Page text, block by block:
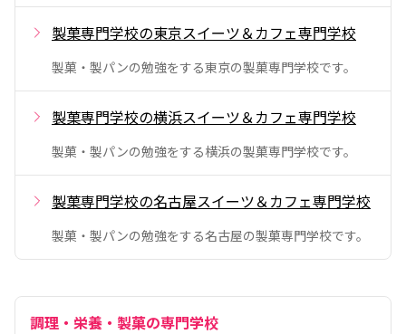
製菓専門学校の東京スイーツ＆カフェ専門学校
製菓・製パンの勉強をする東京の製菓専門学校です。
製菓専門学校の横浜スイーツ＆カフェ専門学校
製菓・製パンの勉強をする横浜の製菓専門学校です。
製菓専門学校の名古屋スイーツ＆カフェ専門学校
製菓・製パンの勉強をする名古屋の製菓専門学校です。
調理・栄養・製菓の専門学校